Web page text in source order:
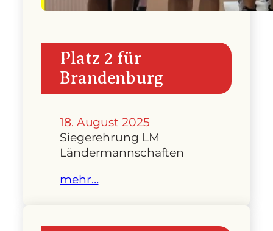
Platz 2 für
Brandenburg
18. August 2025
Siegerehrung LM
Ländermannschaften
mehr…